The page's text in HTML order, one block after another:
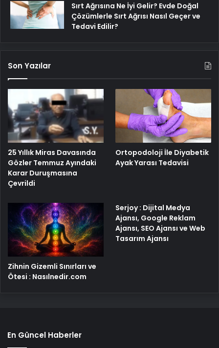
Sırt Ağrısına Ne İyi Gelir? Evde Doğal
Çözümlerle Sırt Ağrısı Nasıl Geçer ve
Tedavi Edilir?
Son Yazılar
25 Yıllık Miras Davasında
Gözler Temmuz Ayındaki
Karar Duruşmasına
Çevrildi
Ortopodoloji İle Diyabetik
Ayak Yarası Tedavisi
Zihnin Gizemli Sınırları ve
Ötesi : Nasılnedir.com
Serjoy : Dijital Medya
Ajansı, Google Reklam
Ajansı, SEO Ajansı ve Web
Tasarım Ajansı
En Güncel Haberler